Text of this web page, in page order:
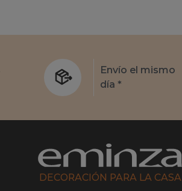
Envío el mismo
día *
DECORACIÓN PARA LA CASA